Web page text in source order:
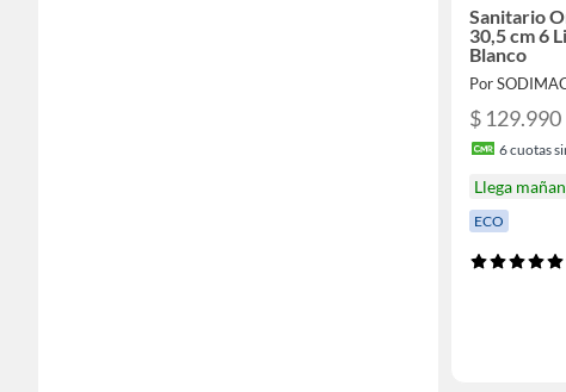
Sanitario
30,5 cm 6
Blanco
Por
$ 129.990
6cuotas
Llega
ECO